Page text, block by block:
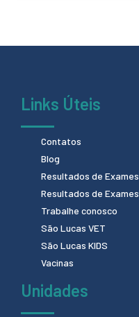
Links Úteis
Contatos
Blog
Resultados de
Resultados de
Trabalhe conosco
São Lucas VET
São Lucas KIDS
Vacinas
Unidades